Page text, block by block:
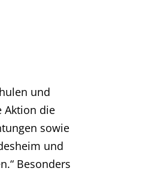
und
Aktion die
sowie
und
Besonders